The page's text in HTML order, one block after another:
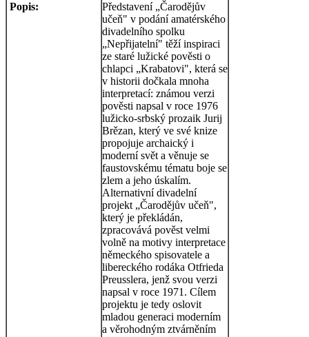
Popis:
Představení „Čarodějův
učeň" v podání amatérského
divadelního spolku
„Nepřijatelní" těží inspiraci
ze staré lužické pověsti o
chlapci „Krabatovi", která se
v historii dočkala mnoha
interpretací: známou verzi
pověsti napsal v roce 1976
lužicko-srbský prozaik Jurij
Brězan, který ve své knize
propojuje archaický i
moderní svět a věnuje se
faustovskému tématu boje se
zlem a jeho úskalím.
Alternativní divadelní
projekt „Čarodějův učeň",
který je překládán,
zpracovává pověst velmi
volně na motivy interpretace
německého spisovatele a
libereckého rodáka Otfrieda
Preusslera, jenž svou verzi
napsal v roce 1971. Cílem
projektu je tedy oslovit
mladou generaci moderním
a věrohodným ztvárněním